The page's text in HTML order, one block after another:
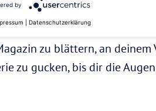
Apps, die dich
E-Mail, SMS oder Slack
zu blättern, an
zu gucken, bis dir die
by
Datenschutzerklärung